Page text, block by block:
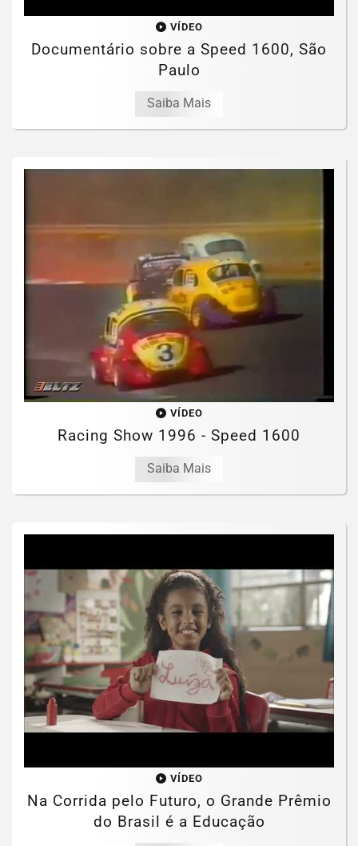
VÍDEO
Documentário sobre a Speed 1600, São
Paulo
Saiba Mais
VÍDEO
Racing Show 1996 - Speed 1600
Saiba Mais
VÍDEO
Na Corrida pelo Futuro, o Grande Prêmio
do Brasil é a Educação